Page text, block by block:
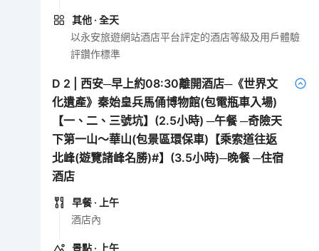
其他 · 全天
以永安旅遊網站酒店平台評定的酒店等級及用戶體驗
評鑽作標準
D 2
西安─早上約08:30離開酒店─《世界文
化遺產》秦始皇兵馬俑博物館(包電瓶車入場)
【一、二、三號坑】(2.5小時) ─午餐 ─奇險天
下第一山～華山(包景區環保車)【乘索道往返
北峰(遊覽諸峰名勝)#】(3.5小時)─晚餐 ─住宿
酒店
早餐 · 上午
酒店內
景點 · 上午